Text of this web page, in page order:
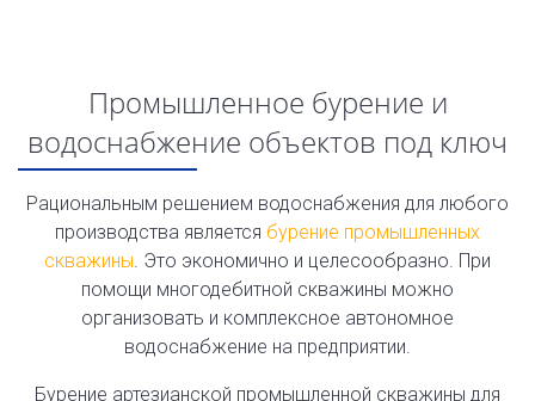
Промышленное бурение и
водоснабжение объектов под ключ
Рациональным решением водоснабжения для любого
производства является бурение промышленных
скважины. Это экономично и целесообразно. При
помощи многодебитной скважины можно
организовать и комплексное автономное
водоснабжение на предприятии.
Бурение артезианской промышленной скважины для